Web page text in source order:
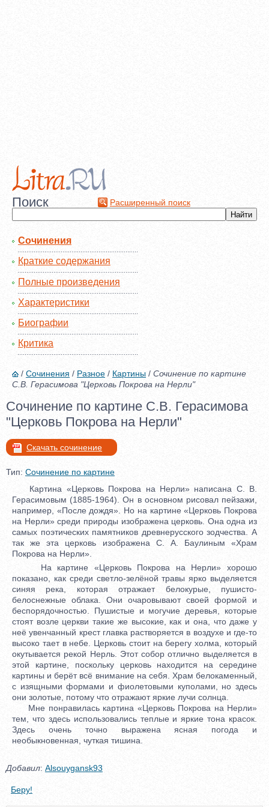
Поиск Расширенный поиск
Сочинения
Краткие содержания
Полные произведения
Характеристики
Биографии
Критика
/ Сочинения / Разное / Картины / Сочинение по картине
С.В. Герасимова "Церковь Покрова на Нерли"
Сочинение по картине С.В. Герасимова
"Церковь Покрова на Нерли"
Скачать сочинение
Тип: Сочинение по картине
Картина «Церковь Покрова на Нерли» написана С. В.
Герасимовым (1885-1964). Он в основном рисовал пейзажи,
например, «После дождя». Но на картине «Церковь Покрова
на Нерли» среди природы изображена церковь. Она одна из
самых поэтических памятников древнерусского зодчества. А
так же эта церковь изображена С. А. Баулиным «Храм
Покрова на Нерли».
На картине «Церковь Покрова на Нерли» хорошо
показано, как среди светло-зелёной травы ярко выделяется
синяя река, которая отражает белокурые, пушисто-
белоснежные облака. Они очаровывают своей формой и
беспорядочностью. Пушистые и могучие деревья, которые
стоят возле церкви такие же высокие, как и она, что даже у
неё увенчанный крест главка растворяется в воздухе и где-то
высоко тает в небе. Церковь стоит на берегу холма, который
окутывается рекой Нерль. Этот собор отлично выделяется в
этой картине, поскольку церковь находится на середине
картины и берёт всё внимание на себя. Храм белокаменный,
с изящными формами и фиолетовыми куполами, но здесь
они золотые, потому что отражают яркие лучи солнца.
Мне понравилась картина «Церковь Покрова на Нерли»
тем, что здесь использовались теплые и яркие тона красок.
Здесь очень точно выражена ясная погода и
необыкновенная, чуткая тишина.
Добавил: Alsouygansk93
Беру!